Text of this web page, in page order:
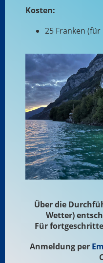
Kosten:
25 Franken
Über die
Wetter)
Für
Anmeldung per